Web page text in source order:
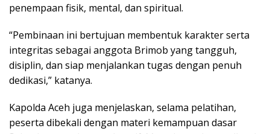
penempaan fisik, mental, dan spiritual.
“Pembinaan ini bertujuan membentuk karakter serta
integritas sebagai anggota Brimob yang tangguh,
disiplin, dan siap menjalankan tugas dengan penuh
dedikasi,” katanya.
Kapolda Aceh juga menjelaskan, selama pelatihan,
peserta dibekali dengan materi kemampuan dasar